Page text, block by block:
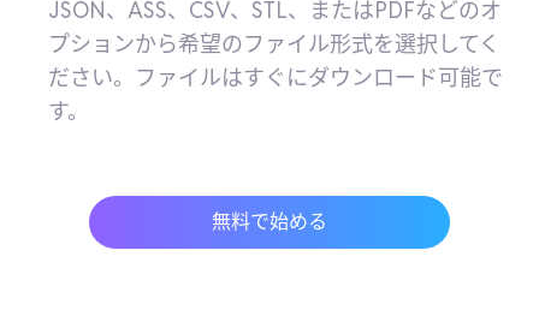
JSON、ASS、CSV、STL、またはPDFなどのオ
プションから希望のファイル形式を選択してく
ださい。ファイルはすぐにダウンロード可能で
す。
無料で始める